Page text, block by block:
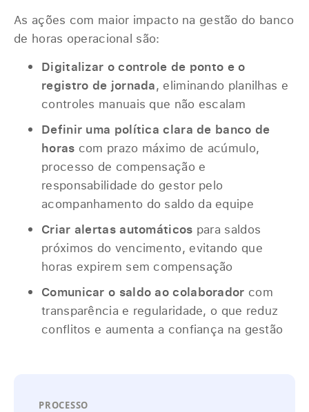
As ações com maior impacto na gestão do banco
de horas operacional são:
Digitalizar o controle de ponto e o
registro de jornada, eliminando planilhas e
controles manuais que não escalam
Definir uma política clara de banco de
horas com prazo máximo de acúmulo,
processo de compensação e
responsabilidade do gestor pelo
acompanhamento do saldo da equipe
Criar alertas automáticos para saldos
próximos do vencimento, evitando que
horas expirem sem compensação
Comunicar o saldo ao colaborador com
transparência e regularidade, o que reduz
conflitos e aumenta a confiança na gestão
PROCESSO